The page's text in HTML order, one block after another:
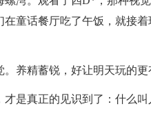
童话餐厅吃了午饭，就接
养精蓄锐，好让明天玩的更
是真正的见识到了：什么